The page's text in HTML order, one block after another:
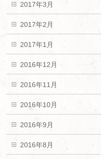
2017年3月
2017年2月
2017年1月
2016年12月
2016年11月
2016年10月
2016年9月
2016年8月